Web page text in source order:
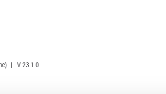
| V 23.1.0